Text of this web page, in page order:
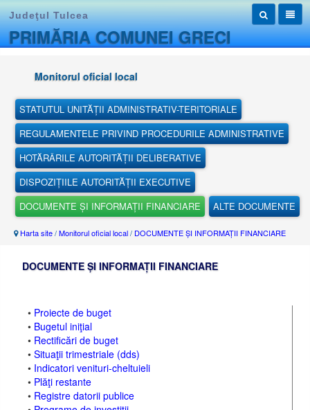
Judeţul Tulcea
PRIMĂRIA COMUNEI GRECI
Monitorul oficial local
STATUTUL UNITĂȚII ADMINISTRATIV-TERITORIALE
REGULAMENTELE PRIVIND PROCEDURILE ADMINISTRATIVE
HOTĂRÂRILE AUTORITĂȚII DELIBERATIVE
DISPOZIȚIILE AUTORITĂȚII EXECUTIVE
DOCUMENTE ȘI INFORMAȚII FINANCIARE
ALTE DOCUMENTE
Harta site/Monitorul oficial local/ DOCUMENTE ȘI INFORMAȚII FINANCIARE
DOCUMENTE ȘI INFORMAȚII FINANCIARE
• Proiecte de buget
• Bugetul iniţial
• Rectificări de buget
• Situaţii trimestriale (dds)
• Indicatori venituri-cheltuieli
• Plăţi restante
• Registre datorii publice